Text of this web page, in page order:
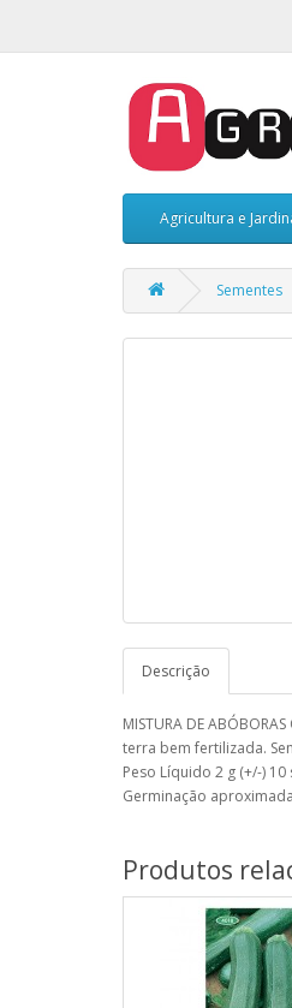
Agricultura e
Sementes
Descrição
MISTURA DE
terra bem fertilizada.
Peso Líquido 2 g (+/-) 10
Germinação
Produtos